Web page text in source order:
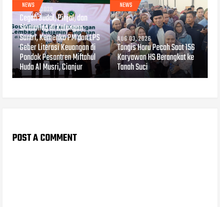
NEWS
AUG 04, 2026
Cegah Judol, Pinjol, dan
Skimming di Kalangan
Santri, Kemenko PM dan LPS
Geber Literasi Keuangan di
Pondok Pesantren Miftahul
Huda Al Musri, Cianjur
NEWS
AUG 03, 2026
Tangis Haru Pecah Saat 156
Karyawan HS Berangkat ke
Tanah Suci
POST A COMMENT